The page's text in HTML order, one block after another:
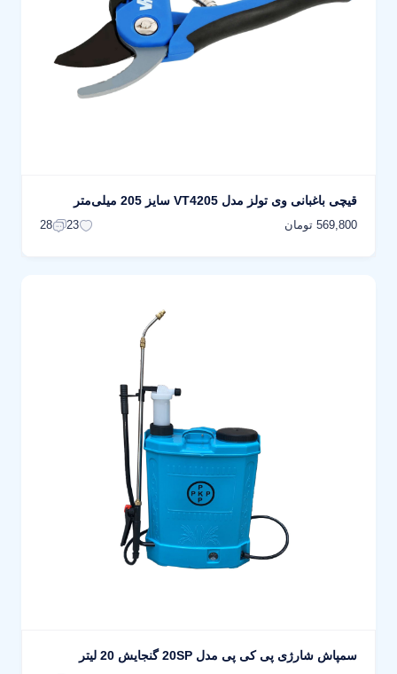
قیچی باغبانی وی تولز مدل VT4205 سایز 205 میلی‌متر
569,800 تومان 23
28
سمپاش شارژی پی کی پی مدل 20SP گنجایش 20 لیتر